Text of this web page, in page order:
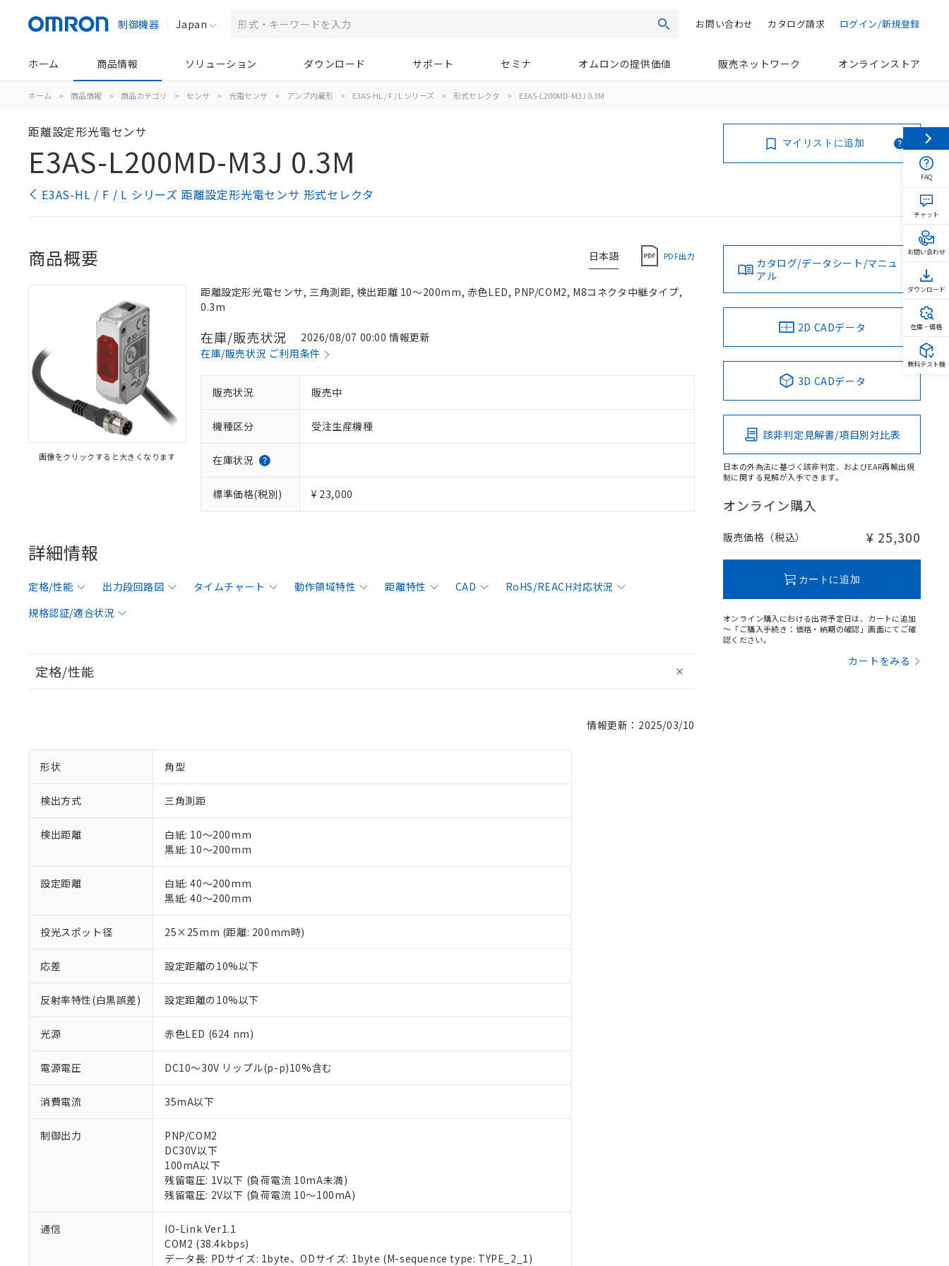
制御機器 Japan 検索 ログイン/新規登録
カタログ請求
お問い合わせ
ホーム 商品情報 ソリューション ダウンロード サポート セミナ オムロンの提供価値 販売ネットワーク オンラインストア
ホーム > 商品情報 > 商品カテゴリ > センサ > 光電センサ > アンプ内蔵形 > E3AS-HL / F / L シリーズ > 形式セレクタ > E3AS-L200MD-M3J 0.3M
距離設定形光電センサ
E3AS-L200MD-M3J 0.3M
E3AS-HL / F / L シリーズ 距離設定形光電センサ 形式セレクタ
マイリストに追加
日本語 PDF出力
商品概要
画像をクリックすると大きくなります
距離設定形光電センサ, 三角測距, 検出距離 10～200mm, 赤色LED, PNP/COM2, M8コネクタ中継タイプ,
0.3m
在庫/販売状況
2026/08/07 00:00 情報更新
在庫/販売状況 ご利用条件
販売状況 販売中
機種区分 受注生産機種
在庫状況
標準価格(税別) ¥ 23,000
詳細情報
定格/性能 出力段回路図 タイムチャート 動作領域特性 距離特性 CAD
RoHS/REACH対応状況
規格認証/適合状況
定格/性能
情報更新：2025/03/10
形状 角型
検出方式 三角測距
検出距離
白紙: 10～200mm
黒紙: 10～200mm
設定距離
白紙: 40～200mm
黒紙: 40～200mm
投光スポット径 25×25mm (距離: 200mm時)
応差 設定距離の10%以下
反射率特性(白黒誤差) 設定距離の10%以下
光源 赤色LED (624 nm)
電源電圧 DC10～30V リップル(p-p)10%含む
消費電流 35mA以下
制御出力
PNP/COM2
DC30V以下
100mA以下
残留電圧: 1V以下 (負荷電流 10mA未満)
残留電圧: 2V以下 (負荷電流 10～100mA)
通信
IO-Link Ver1.1
COM2 (38.4kbps)
データ長: PDサイズ: 1byte、ODサイズ: 1byte (M-sequence type: TYPE_2_1)
カタログ/データシート/マニュ
アル
2D CADデータ
3D CADデータ
該非判定見解書/項目別対比表
日本の外為法に基づく該非判定、およびEAR再輸出規
制に関する見解が入手できます。
オンライン購入
販売価格（税込） ¥ 25,300
カートに追加
オンライン購入における出荷予定日は、カートに追加
～「ご購入手続き：価格・納期の確認」画面にてご確
認ください。
カートをみる
※1 対応状況
対応済み：EU RoHS指令（10物質）の非含有に対応した製品が提供可能な商品です。
FAQ
チャット
お問い合わせ
ダウンロード
在庫・価格
無料テスト機